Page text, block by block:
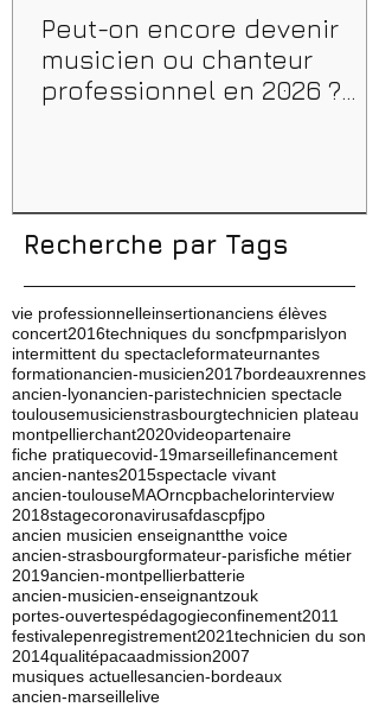
Peut-on encore devenir
musicien ou chanteur
professionnel en 2026 ?
Recherche par Tags
vie professionnelleinsertionanciens élèves
concert2016techniques du soncfpmparislyon
intermittent du spectacleformateurnantes
formationancien-musicien2017bordeauxrennes
ancien-lyonancien-paristechnicien spectacle
toulousemusicienstrasbourgtechnicien plateau
montpellierchant2020videopartenaire
fiche pratiquecovid-19marseillefinancement
ancien-nantes2015spectacle vivant
ancien-toulouseMAOrncpbachelorinterview
2018stagecoronavirusafdascpfjpo
ancien musicien enseignantthe voice
ancien-strasbourgformateur-parisfiche métier
2019ancien-montpellierbatterie
ancien-musicien-enseignantzouk
portes-ouvertespédagogieconfinement2011
festivalepenregistrement2021technicien du son
2014qualitépacaadmission2007
musiques actuellesancien-bordeaux
ancien-marseillelive